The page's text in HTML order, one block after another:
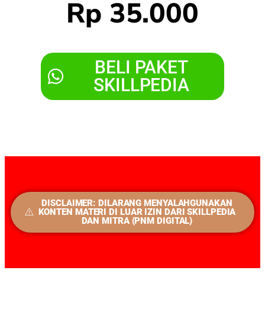
Rp 35.000
BELI PAKET
SKILLPEDIA
DISCLAIMER: DILARANG MENYALAHGUNAKAN
KONTEN MATERI DI LUAR IZIN DARI SKILLPEDIA
DAN MITRA (PNM DIGITAL)